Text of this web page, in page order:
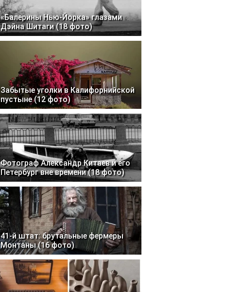
«Балерины Нью-Йорка» глазами
Дэйна Шитаги (18 фото)
Забытые уголки в Калифорнийской
пустыне (12 фото)
Фотограф Александр Китаев и его
Петербург вне времени (18 фото)
41-й штат: брутальные фермеры
Монтаны (16 фото)